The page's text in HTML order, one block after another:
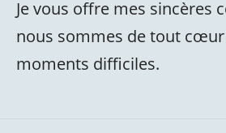
Je vous offre mes sincères
nous sommes de tout cœur
moments difficiles.